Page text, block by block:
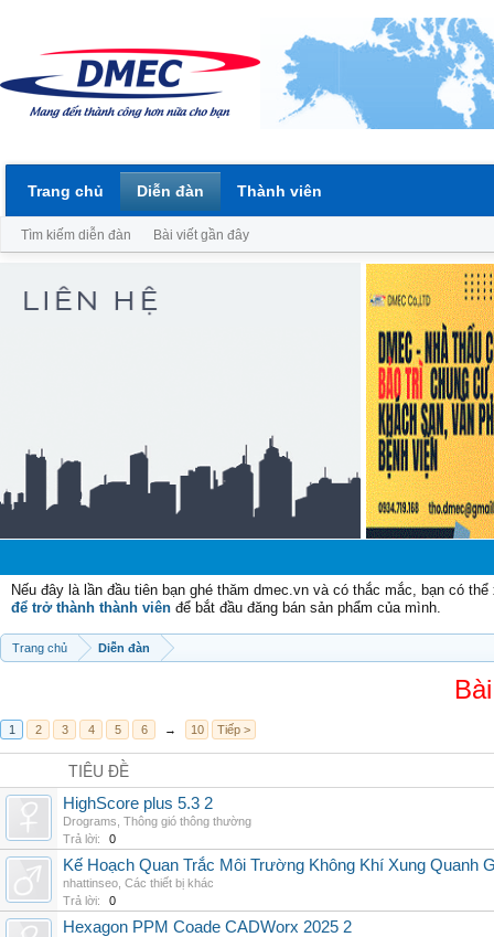
Nếu đây là lần đầu tiên bạn ghé thăm dmec.vn và có thắc mắc, bạn có
để trở thành thành viên để bắt đầu đăng bán sản phẩm của mình.
Trang chủ Diễn đàn
1 2 3 4 5 6 → 10 Tiếp >
TIÊU ĐỀ
HighScore plus 5.3 2
Drograms Thông gió thông thường
Trả lời:
0
Kế Hoạch Quan Trắc Môi Trường Không Khí Xung Quanh
nhattinseo Các thiết bị khác
Trả lời:
0
Hexagon PPM Coade CADWorx 2025 2
Trang chủ Diễn đàn
Tìm kiếm diễn đàn Bài viết gần đây
Thành viên